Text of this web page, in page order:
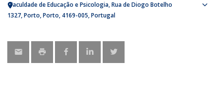
Faculdade de Educação e Psicologia Rua de Diogo Botelho
1327 Porto Porto 4169-005 Portugal